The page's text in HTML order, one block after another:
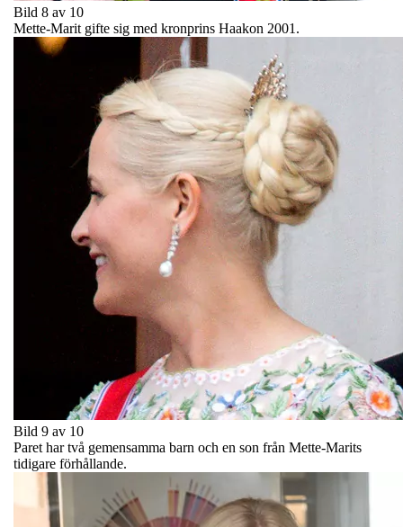
Bild 8 av 10
Mette-Marit gifte sig med kronprins Haakon 2001.
Bild 9 av 10
Paret har två gemensamma barn och en son från Mette-Marits
tidigare förhållande.